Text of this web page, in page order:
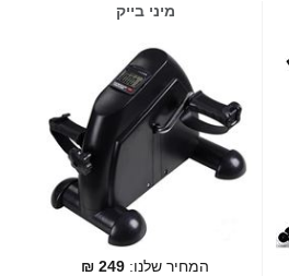
מיני בייק
המחיר שלנו: 249
₪